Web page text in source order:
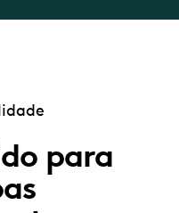
para